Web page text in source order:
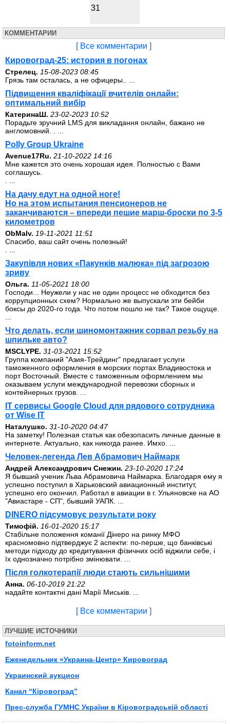
31
КОММЕНТАРИИ
[ Все комментарии ]
Кировоград-25: история в погонах
Стрелец. 15-08-2023 08:45
Грязь там осталась, а не офицеры.. ...
Підвищення кваліфікації вчителів онлайн:
оптимальний вибір
КатеринаШ. 23-02-2023 10:52
Порадьте зручний LMS для викладання онлайн, бажано не
англомовний. . ...
Polly Group Ukraine
Avenue17Ru. 21-10-2022 14:16
Мне кажется это очень хорошая идея. Полностью с Вами
соглашусь.
На дачу едут на одной ноге!
Но на этом испытания пенсионеров не
заканчиваются – впереди пешие марш-броски по 3-5
километров
ОbMalv. 19-11-2021 11:51
Спасибо, ваш сайт очень полезный!
Закупівля нових «Пакунків малюка» під загрозою
зриву
Ольга. 11-05-2021 18:00
Господи... Неужели у нас не один процесс не обходится без
коррупционных схем? Нормально же выпускали эти бейби
боксы до 2020-го года. Что потом пошло не так? Такое ощуще.
Что делать, если шиномонтажник сорвал резьбу на
шпильке авто?
MSCLYPE. 31-03-2021 15:52
Группа компаний "Азия-Трейдинг" предлагает услуги
таможенного оформления в морских портах Владивостока и
порт Восточный. Вместе с таможенным оформлением мы
оказываем услуги международной перевозки сборных и
контейнерных грузов. ...
IT сервисы Google Cloud для рядового сотрудника
от Wise IT
Наталушко. 31-10-2020 04:47
На заметку! Полезная статья как обезопасить личные данные в
интернете. Актуально, как никогда ранее. Имхо. ...
Человек-легенда Лев Абрамович Наймарк
Андрей Александрович Снежин. 23-10-2020 17:24
Я бывший ученик Льва Абрамовича Наймарка. Благодаря ему я
успешно поступил в Харьковский авиационный институт,
успешно его окончил. Работал в авиации в г. Ульяновске на АО
"Авиастаре - СП", бывший УАПК. ...
DINERO підсумовує результати року
Тимофій. 16-01-2020 15:17
Стабільне положення команії Дінеро на ринку МФО
красномовно підтверджує 2 аспекти: по-перше, що банківські
методи підходу до кредитування фізичних осіб віджили себе, і
їх однозначно потрібно змінювати. ...
Після голкотерапії люди стають сильнішими
Анна. 06-10-2019 21:22
надайте контактні дані Марії Миськів. ...
[ Все комментарии ]
ЛУЧШИЕ ИСТОЧНИКИ
fotoinform.net
Еженедельник «Украина-Центр» Кировоград
Украинский аукцион
Канал “Кіровоград”
Прес-служба ГУМНС України в Кіровоградській області